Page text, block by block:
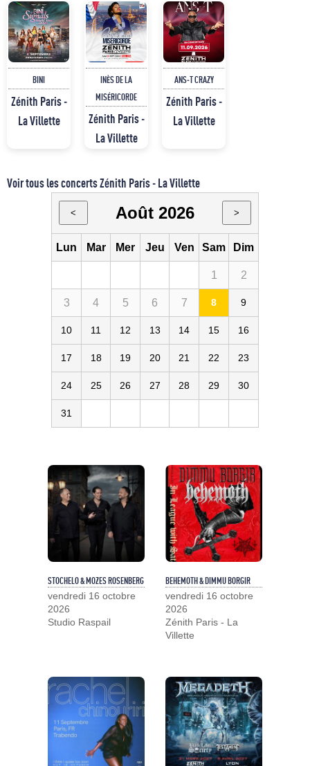
BINI
Zénith Paris -
La Villette
INÈS DE LA
MISÉRICORDE
Zénith Paris -
La Villette
ANS-T CRAZY
Zénith Paris -
La Villette
Voir tous les concerts Zénith Paris - La Villette
< Août 2026 >
Lun Mar Mer Jeu Ven Sam Dim
1 2
3 4 5 6 7 8 9
10 11 12 13 14 15 16
17 18 19 20 21 22 23
24 25 26 27 28 29 30
31
STOCHELO & MOZES ROSENBERG
vendredi 16 octobre
2026
Studio Raspail
BEHEMOTH & DIMMU BORGIR
vendredi 16 octobre
2026
Zénith Paris - La
Villette